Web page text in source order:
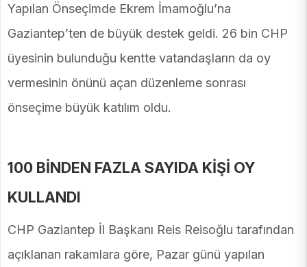
Yapılan Önseçimde Ekrem İmamoğlu’na
Gaziantep’ten de büyük destek geldi. 26 bin CHP
üyesinin bulunduğu kentte vatandaşların da oy
vermesinin önünü açan düzenleme sonrası
önseçime büyük katılım oldu.
100 BİNDEN FAZLA SAYIDA KİŞİ OY
KULLANDI
CHP Gaziantep İl Başkanı Reis Reisoğlu tarafından
açıklanan rakamlara göre, Pazar günü yapılan